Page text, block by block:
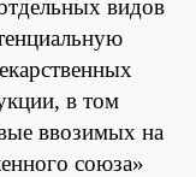
видов
в том
ввозимых на
союза»